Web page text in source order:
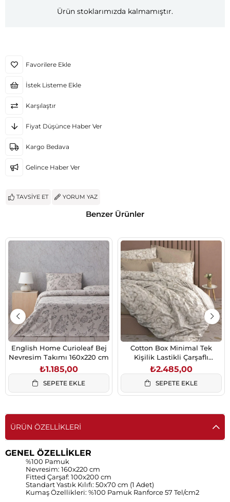
Ürün stoklarımızda kalmamıştır.
Favorilere Ekle
İstek Listeme Ekle
Karşılaştır
Fiyat Düşünce Haber Ver
Kargo Bedava
Gelince Haber Ver
TAVSIYE ET YORUM YAZ
Benzer Ürünler
English Home Curioleaf Bej
Nevresim Takımı 160x220 cm
₺1.185,00
SEPETE EKLE
Cotton Box Minimal Tek
Kişilik Lastikli Çarşaflı
Nevresim Takımı Moil Bej
₺2.485,00
SEPETE EKLE
ÜRÜN ÖZELLIKLERI
GENEL ÖZELLİKLER
%100 Pamuk
Nevresim: 160x220 cm
Fitted Çarşaf: 100x200 cm
Standart Yastık Kılıfı: 50x70 cm (1 Adet)
Kumaş Özellikleri: %100 Pamuk Ranforce 57 Tel/cm2